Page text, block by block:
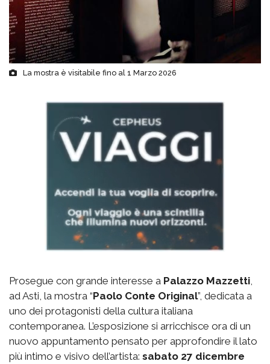
La mostra è visitabile fino al 1 Marzo 2026
Prosegue con grande interesse a Palazzo Mazzetti
ad Asti, la mostra “Paolo Conte Original”, dedicata a
uno dei protagonisti della cultura italiana
contemporanea. L’esposizione si arricchisce ora di un
nuovo appuntamento pensato per approfondire il lato
più intimo e visivo dell’artista: sabato 27 dicembre